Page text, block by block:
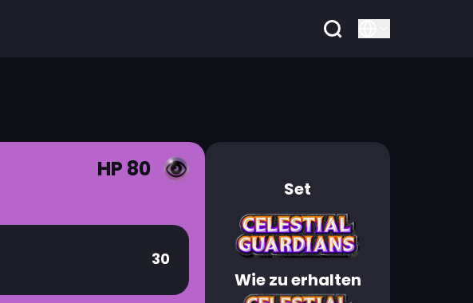
HP 80
30
Set
Wie zu erhalten